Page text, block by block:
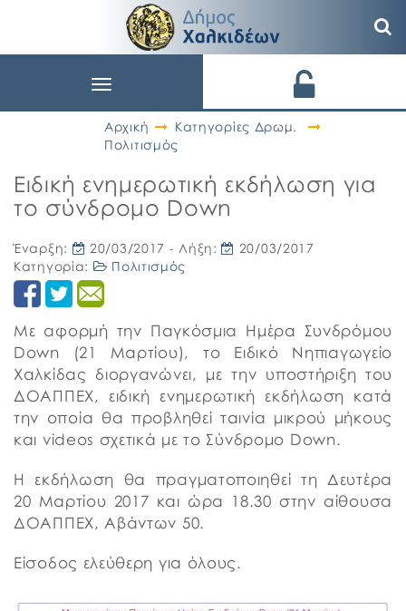
Toggle
Αρχική
Κατηγορίες Δρωμ.
Πολιτισμός
Ειδική ενημερωτική εκδήλωση για
το σύνδρομο Down
Έναρξη: 20/03/2017 - Λήξη:
20/03/2017
Κατηγορία:
Πολιτισμός
Με αφορμή την Παγκόσμια Ημέρα Συνδρόμου
Down (21 Μαρτίου), το Ειδικό Νηπιαγωγείο
Χαλκίδας διοργανώνει, με την υποστήριξη του
ΔΟΑΠΠΕΧ, ειδική ενημερωτική εκδήλωση κατά
την οποία θα προβληθεί ταινία μικρού μήκους
και videos σχετικά με το Σύνδρομο Down.
Η εκδήλωση θα πραγματοποιηθεί τη Δευτέρα
20 Μαρτίου 2017 και ώρα 18.30 στην αίθουσα
ΔΟΑΠΠΕΧ, Αβάντων 50.
Είσοδος ελεύθερη για όλους.